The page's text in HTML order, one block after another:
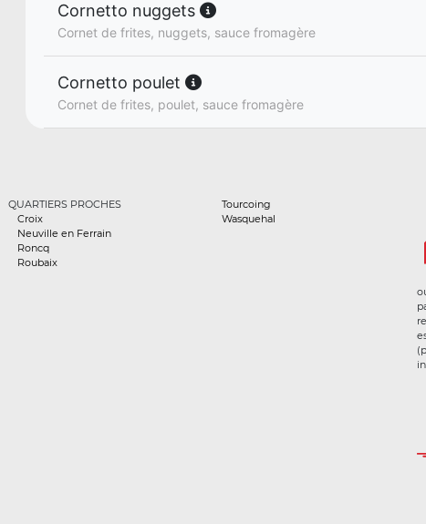
Cornetto nuggets
Cornet de frites, nuggets, sauce fromagère
Cornetto poulet
Cornet de frites, poulet, sauce fromagère
QUARTIERS PROCHES
Croix
Neuville en Ferrain
Roncq
Roubaix
Tourcoing
Wasquehal